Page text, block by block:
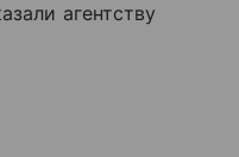
агентству